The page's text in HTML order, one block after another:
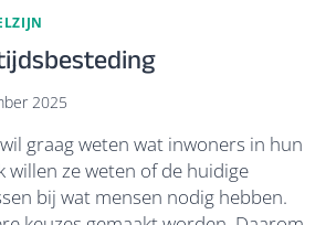
2025
graag weten wat inwoners in hun
willen ze weten of de huidige
bij wat mensen nodig hebben.